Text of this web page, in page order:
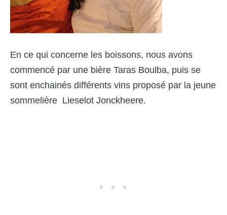
En ce qui concerne les boissons, nous avons
commencé par une bière Taras Boulba, puis se
sont enchainés différents vins proposé par la jeune
sommelière Lieselot Jonckheere.